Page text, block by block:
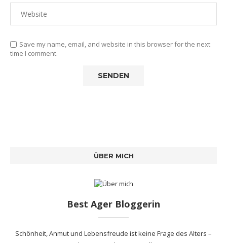
Save my name, email, and website in this browser for the next
time I comment.
ÜBER MICH
Best Ager Bloggerin
Schönheit, Anmut und Lebensfreude ist keine Frage des Alters –